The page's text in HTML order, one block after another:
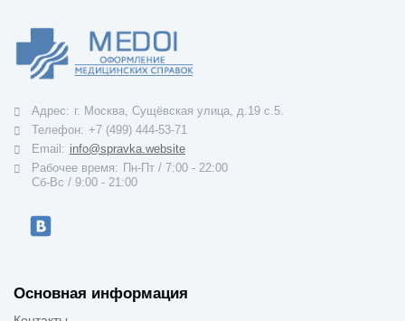
Адрес: г. Москва, Сущёвская улица, д.19 с.5.
Телефон: +7 (499) 444-53-71
Email: info@spravka.website
Рабочее время:
Пн-Пт / 7:00 - 22:00
Cб-Вс / 9:00 - 21:00
Основная информация